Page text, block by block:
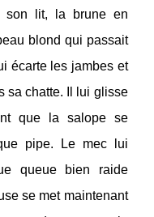
son lit, la brune en
blond qui passait
écarte les jambes et
sa chatte. Il lui glisse
que la salope se
pipe. Le mec lui
queue bien raide
se met maintenant